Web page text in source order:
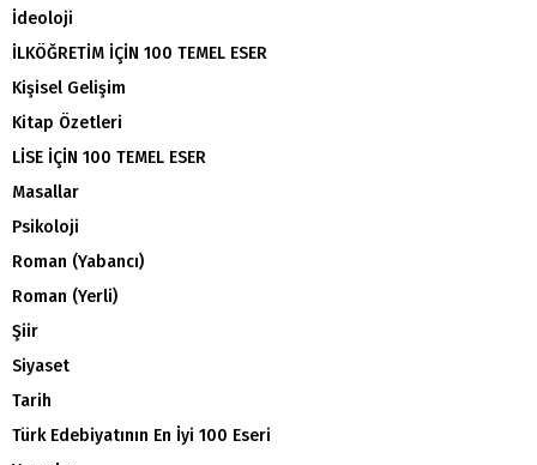
İdeoloji
İLKÖĞRETİM İÇİN 100 TEMEL ESER
Kişisel Gelişim
Kitap Özetleri
LİSE İÇİN 100 TEMEL ESER
Masallar
Psikoloji
Roman (Yabancı)
Roman (Yerli)
Şiir
Siyaset
Tarih
Türk Edebiyatının En İyi 100 Eseri